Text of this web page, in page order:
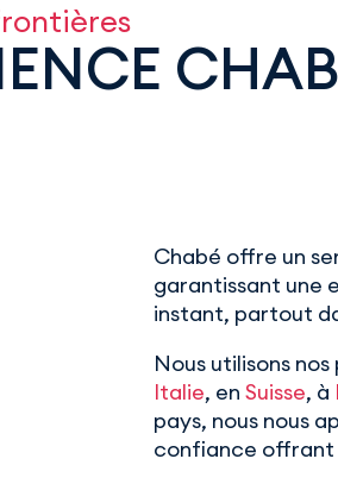
Chabé offre un
garantissant une
instant, partout
Nous utilisons
Italie, en Suisse, à
pays, nous nous
confiance offrant